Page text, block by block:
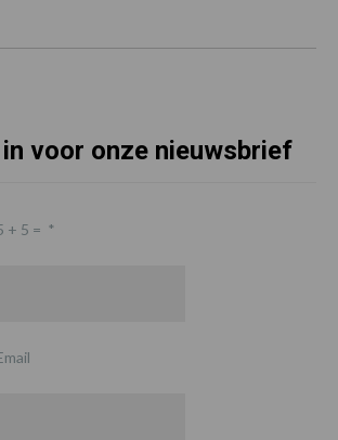
voor onze nieuwsbrief
+ 5 = *